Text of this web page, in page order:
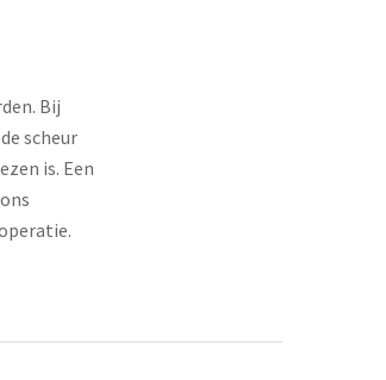
Bij
scheur
is. Een